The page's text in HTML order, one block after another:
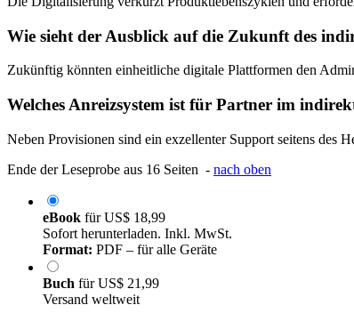
Wie sieht der Ausblick auf die Zukunft des
Zukünftig könnten einheitliche digitale Plattformen den
Welches Anreizsystem ist für Partner im
Neben Provisionen sind ein exzellenter Support seitens des
Ende der Leseprobe aus 16 Seiten - nach oben
eBook fürUS$ 18,99
Sofort herunterladen. Inkl. MwSt.
Format: PDF – für alle Geräte
Buch fürUS$ 21,99
Versand weltweit